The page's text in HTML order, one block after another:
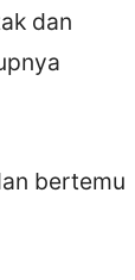
dan
bertemu